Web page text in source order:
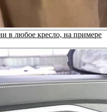
в любое кресло, на примере